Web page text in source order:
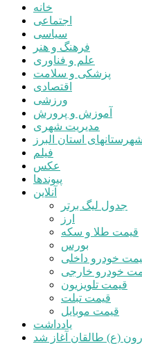
خانه
اجتماعی
سیاسی
فرهنگ و هنر
علم و فناوری
پزشکی و سلامت
اقتصادی
ورزشی
آموزش و پرورش
مدیریت شهری
شهرستانهای استان البرز
فیلم
عکس
پیوندها
آنلاین
جدول لیگ برتر
ارز
قیمت طلا و سکه
بورس
خودرو داخلی
خودرو خارجی
قیمت تلویزیون
قیمت تبلت
قیمت موبایل
یادداشت
(ع) طالقان آغاز شد